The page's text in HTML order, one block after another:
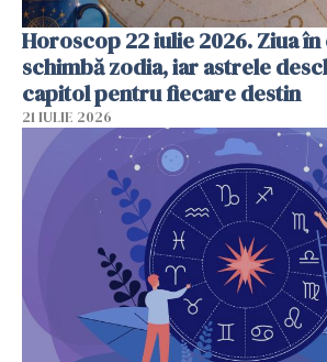
Horoscop 22 iulie 2026. Ziua
schimbă zodia, iar astrele
capitol pentru fiecare destin
21 IULIE 2026